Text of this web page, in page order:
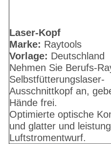
Laser-Kopf
Marke: Raytools
Vorlage: Deutschland
Nehmen Sie Berufs-
Selbstfütterungslaser-
Ausschnittkopf an,
Hände frei.
Optimierte optische
und glatter und
Luftstromentwurf.